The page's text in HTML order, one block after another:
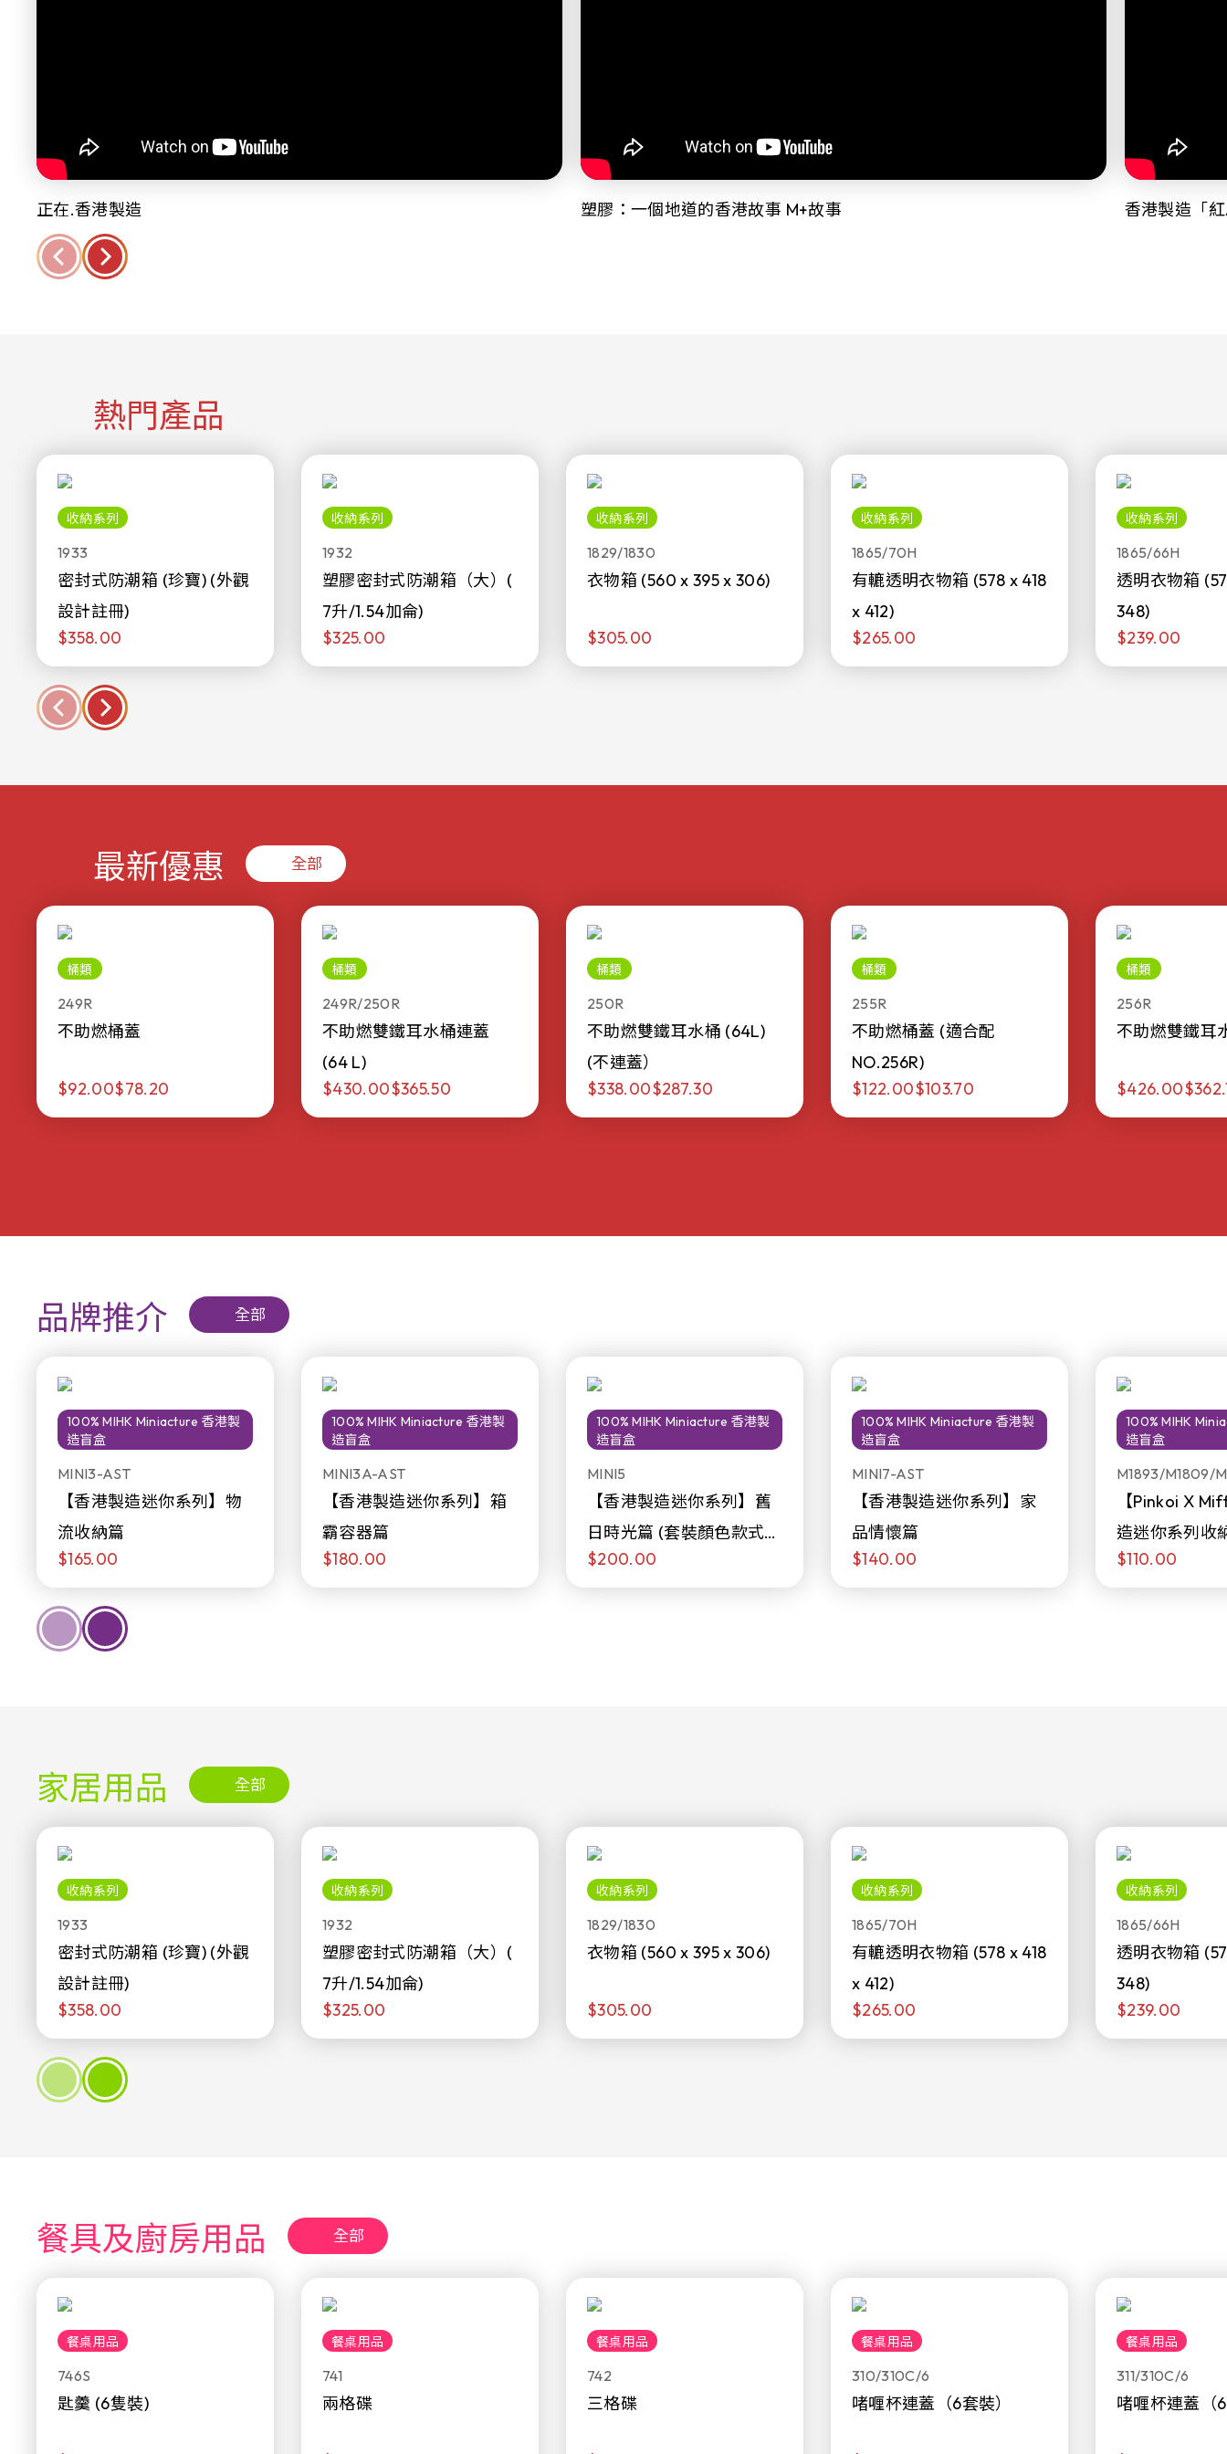
正在.香港製造 塑膠：一個地道的香港故事 M+故事 香港製造「
熱門產品
收納系列
1933
密封式防潮箱 (珍寶) (外觀
設計註冊)
$358.00
收納系列
1932
塑膠密封式防潮箱（大）(
7升/1.54加侖)
$325.00
收納系列
1829/1830
衣物箱 (560 x 395 x 306)
$305.00
收納系列
1865/70H
有轆透明衣物箱 (578 x 418
x 412)
$265.00
收納系列
1865/66H
透明衣物箱
348)
$239.00
最新優惠 全部
桶類
249R
不助燃桶蓋
$92.00$78.20
桶類
249R/250R
不助燃雙鐵耳水桶連蓋
(64 L)
$430.00$365.50
桶類
250R
不助燃雙鐵耳水桶 (64L)
(不連蓋）
$338.00$287.30
桶類
255R
不助燃桶蓋 (適合配
NO.256R)
$122.00$103.70
桶類
256R
不助燃雙鐵耳
$426.00
品牌推介 全部
100% MIHK Miniacture 香港製
造盲盒
MINI3-AST
【香港製造迷你系列】物
流收納篇
$165.00
100% MIHK Miniacture 香港製
造盲盒
MINI3A-AST
【香港製造迷你系列】箱
霸容器篇
$180.00
100% MIHK Miniacture 香港製
造盲盒
MINI5
【香港製造迷你系列】舊
日時光篇 (套裝顏色款式隨
機販售)
$200.00
100% MIHK Miniacture 香港製
造盲盒
MINI7-AST
【香港製造迷你系列】家
品情懷篇
$140.00
100% MIHK
造盲盒
M1893/M1809/
【Pinkoi X
造迷你系列收
日限定發售)
$110.00
家居用品 全部
收納系列
1933
密封式防潮箱 (珍寶) (外觀
設計註冊)
$358.00
收納系列
1932
塑膠密封式防潮箱（大）(
7升/1.54加侖)
$325.00
收納系列
1829/1830
衣物箱 (560 x 395 x 306)
$305.00
收納系列
1865/70H
有轆透明衣物箱 (578 x 418
x 412)
$265.00
收納系列
1865/66H
透明衣物箱
348)
$239.00
餐具及廚房用品 全部
餐桌用品
746S
匙羹 (6隻裝)
餐桌用品
741
兩格碟
餐桌用品
742
三格碟
餐桌用品
310/310C/6
啫喱杯連蓋（6套裝）
餐桌用品
311/310C/6
啫喱杯連蓋（